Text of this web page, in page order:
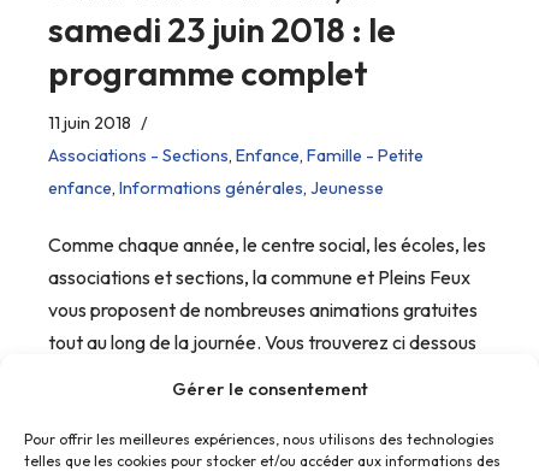
Gérer le consentement
Pour offrir les meilleures expériences, nous utilisons des technologies
telles que les cookies pour stocker et/ou accéder aux informations des
samedi 23 juin 2018 : le
programme complet
11 juin 2018
Associations - Sections, Enfance, Famille - Petite
enfance, Informations générales, Jeunesse
Comme chaque année, le centre social, les écoles, les
associations et sections, la commune et Pleins Feux
vous proposent de nombreuses animations gratuites
tout au long de la journée. Vous trouverez ci dessous